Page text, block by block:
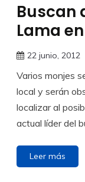
Buscan
Lama
22 junio, 2012
Varios monjes
local y serán
localizar al
actual líder del
Leer más